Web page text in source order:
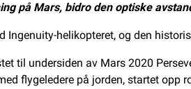
på Mars, bidro den optiske
helikopteret, og den
til undersiden av Mars 2020
flygeledere på jorden, startet